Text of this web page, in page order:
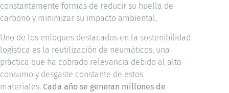
constantemente formas de reducir su huella de
carbono y minimizar su impacto ambiental.
Uno de los enfoques destacados en la sostenibilidad
logística es la reutilización de neumáticos, una
práctica que ha cobrado relevancia debido al alto
consumo y desgaste constante de estos
materiales. Cada año se generan millones de